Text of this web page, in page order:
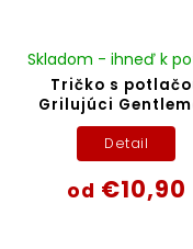
Tričko s
Grilujúci
Skladom - ihneď k
od €10,90
Detail